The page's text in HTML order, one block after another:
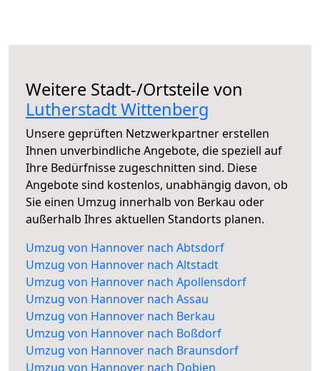
Weitere Stadt-/Ortsteile von
Lutherstadt Wittenberg
Unsere geprüften Netzwerkpartner erstellen
Ihnen unverbindliche Angebote, die speziell auf
Ihre Bedürfnisse zugeschnitten sind. Diese
Angebote sind kostenlos, unabhängig davon, ob
Sie einen Umzug innerhalb von Berkau oder
außerhalb Ihres aktuellen Standorts planen.
Umzug von Hannover nach Abtsdorf
Umzug von Hannover nach Altstadt
Umzug von Hannover nach Apollensdorf
Umzug von Hannover nach Assau
Umzug von Hannover nach Berkau
Umzug von Hannover nach Boßdorf
Umzug von Hannover nach Braunsdorf
Umzug von Hannover nach Dobien